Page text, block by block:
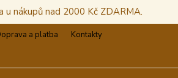
nákupů nad 2000 Kč ZDARMA.
a platba
Kontakty